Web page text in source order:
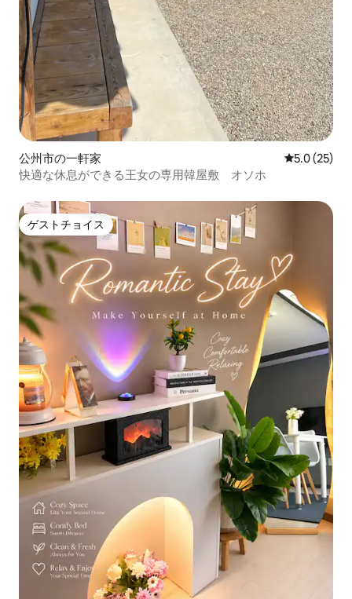
公州市の一軒家 レビュー25
5.0 (25)
快適な休息ができる王女の専用韓屋敷 オソホ
ゲストチョイス
ゲストチョイス